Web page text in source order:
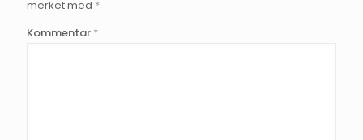
merket med *
Kommentar *